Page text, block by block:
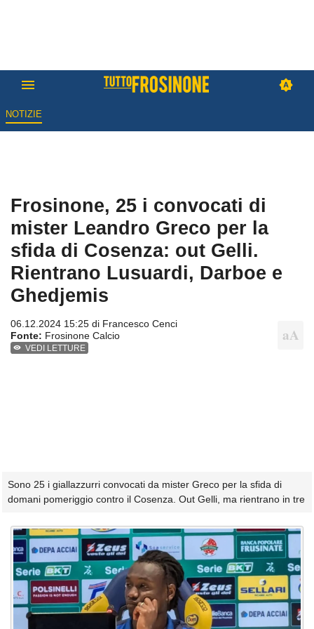
NOTIZIE
Frosinone, 25 i convocati di
mister Leandro Greco per la
sfida di Cosenza: out Gelli.
Rientrano Lusuardi, Darboe e
Ghedjemis
06.12.2024 15:25 di Francesco Cenci
Fonte: Frosinone Calcio
VEDI LETTURE
Sono 25 i giallazzurri convocati da mister Greco per la sfida di
domani pomeriggio contro il Cosenza. Out Gelli, ma rientrano in tre